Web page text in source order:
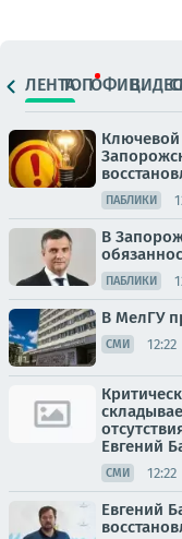
ЛЕНТАТОПОФИЦ.
Ключевой
ПАБЛИКИ
В
ПАБЛИКИ
В МелГУ
СМИ 12:22
Евгений
СМИ 12:22
Евгений